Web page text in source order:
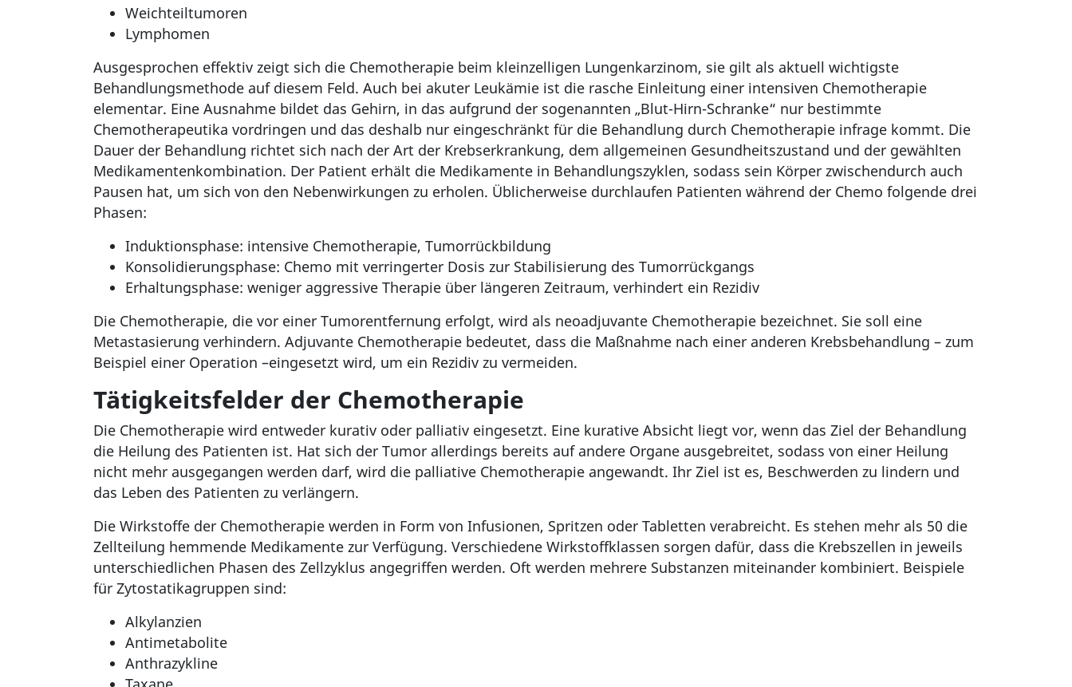
Weichteiltumoren
Lymphomen
Ausgesprochen effektiv zeigt sich die Chemotherapie beim kleinzelligen Lungenkarzinom, sie gilt als aktuell wichtigste
Behandlungsmethode auf diesem Feld. Auch bei akuter Leukämie ist die rasche Einleitung einer intensiven Chemotherapie
elementar. Eine Ausnahme bildet das Gehirn, in das aufgrund der sogenannten „Blut-Hirn-Schranke“ nur bestimmte
Chemotherapeutika vordringen und das deshalb nur eingeschränkt für die Behandlung durch Chemotherapie infrage kommt. Die
Dauer der Behandlung richtet sich nach der Art der Krebserkrankung, dem allgemeinen Gesundheitszustand und der gewählten
Medikamentenkombination. Der Patient erhält die Medikamente in Behandlungszyklen, sodass sein Körper zwischendurch auch
Pausen hat, um sich von den Nebenwirkungen zu erholen. Üblicherweise durchlaufen Patienten während der Chemo folgende drei
Phasen:
Induktionsphase: intensive Chemotherapie, Tumorrückbildung
Konsolidierungsphase: Chemo mit verringerter Dosis zur Stabilisierung des Tumorrückgangs
Erhaltungsphase: weniger aggressive Therapie über längeren Zeitraum, verhindert ein Rezidiv
Die Chemotherapie, die vor einer Tumorentfernung erfolgt, wird als neoadjuvante Chemotherapie bezeichnet. Sie soll eine
Metastasierung verhindern. Adjuvante Chemotherapie bedeutet, dass die Maßnahme nach einer anderen Krebsbehandlung – zum
Beispiel einer Operation –eingesetzt wird, um ein Rezidiv zu vermeiden.
Tätigkeitsfelder der Chemotherapie
Die Chemotherapie wird entweder kurativ oder palliativ eingesetzt. Eine kurative Absicht liegt vor, wenn das Ziel der Behandlung
die Heilung des Patienten ist. Hat sich der Tumor allerdings bereits auf andere Organe ausgebreitet, sodass von einer Heilung
nicht mehr ausgegangen werden darf, wird die palliative Chemotherapie angewandt. Ihr Ziel ist es, Beschwerden zu lindern und
das Leben des Patienten zu verlängern.
Die Wirkstoffe der Chemotherapie werden in Form von Infusionen, Spritzen oder Tabletten verabreicht. Es stehen mehr als 50 die
Zellteilung hemmende Medikamente zur Verfügung. Verschiedene Wirkstoffklassen sorgen dafür, dass die Krebszellen in jeweils
unterschiedlichen Phasen des Zellzyklus angegriffen werden. Oft werden mehrere Substanzen miteinander kombiniert. Beispiele
für Zytostatikagruppen sind:
Alkylanzien
Antimetabolite
Anthrazykline